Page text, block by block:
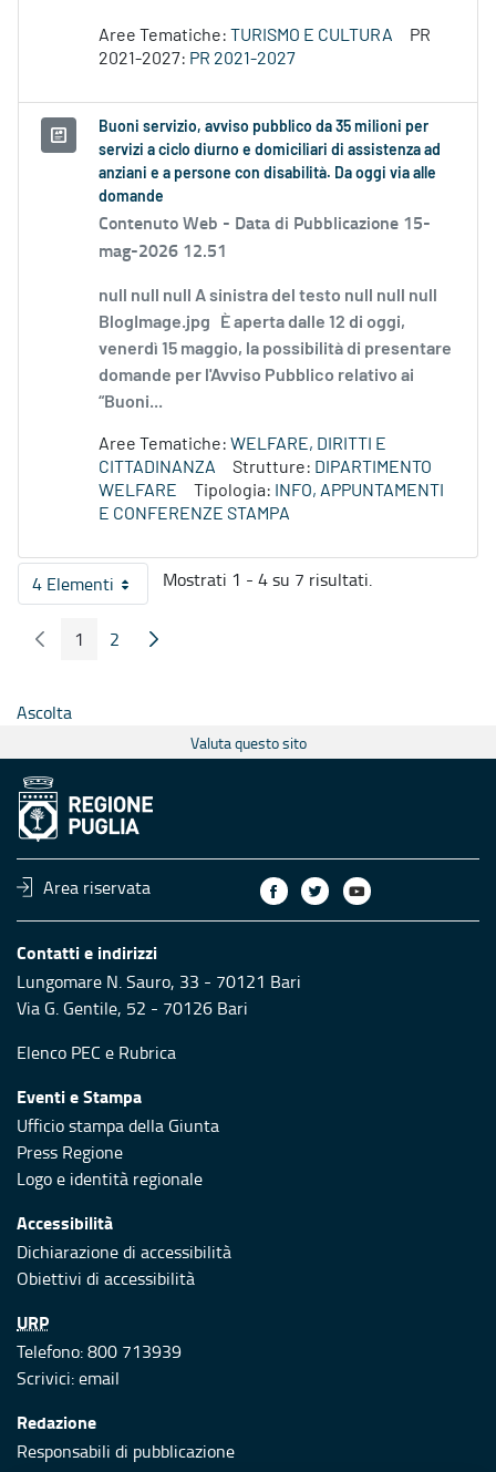
Aree Tematiche: TURISMO E CULTURA
PR
2021-2027: PR 2021-2027
Buoni servizio, avviso pubblico da 35 milioni per
servizi a ciclo diurno e domiciliari di assistenza ad
anziani e a persone con disabilità. Da oggi via alle
domande
Contenuto Web - Data di Pubblicazione 15-
mag-2026 12.51
null null null A sinistra del testo null null null
BlogImage.jpg È aperta dalle 12 di oggi,
venerdì 15 maggio, la possibilità di presentare
domande per l'Avviso Pubblico relativo ai
“Buoni...
Aree Tematiche: WELFARE, DIRITTI E
CITTADINANZA
Strutture: DIPARTIMENTO
WELFARE
Tipologia:
INFO, APPUNTAMENTI
E CONFERENZE STAMPA
4 ElementiPer pagina
Mostrati 1 - 4 su 7 risultati.
Pagina Precedente
Pagina
1 Pagina
2 Pagina Seguente
Ascolta
Valuta questo sito
Area riservata
Contatti e indirizzi
Lungomare N. Sauro, 33 - 70121 Bari
Via G. Gentile, 52 - 70126 Bari
Elenco PEC e Rubrica
Eventi e Stampa
Ufficio stampa della Giunta
Press Regione
Logo e identità regionale
Accessibilità
Dichiarazione di accessibilità
Obiettivi di accessibilità
URP
Telefono: 800 713939
Scrivici:email
Redazione
Responsabili di pubblicazione